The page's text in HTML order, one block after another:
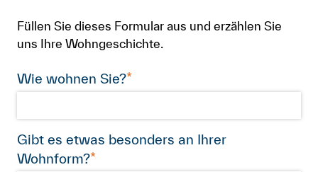
Füllen Sie dieses Formular aus und erzählen Sie
uns Ihre Wohngeschichte.